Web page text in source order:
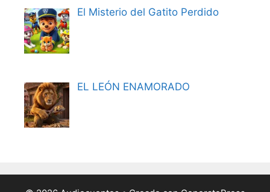
El Misterio del Gatito Perdido
EL LEÓN ENAMORADO